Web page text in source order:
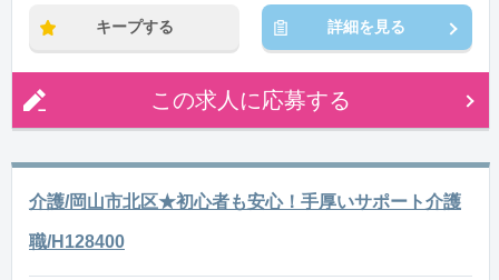
キープする 詳細を見る
この求人に応募する
介護/岡山市北区★初心者も安心！手厚いサポート介護
職/H128400